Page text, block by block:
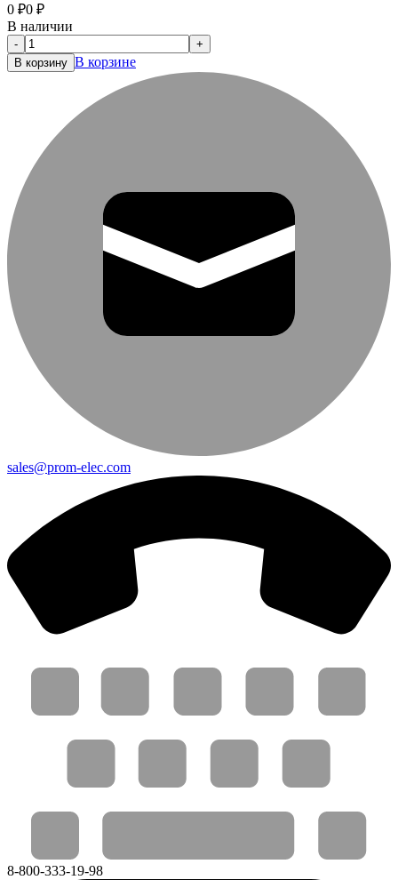
0 ₽0 ₽
В наличии
-
+
В корзину В корзине
sales@prom-elec.com
8-800-333-19-98